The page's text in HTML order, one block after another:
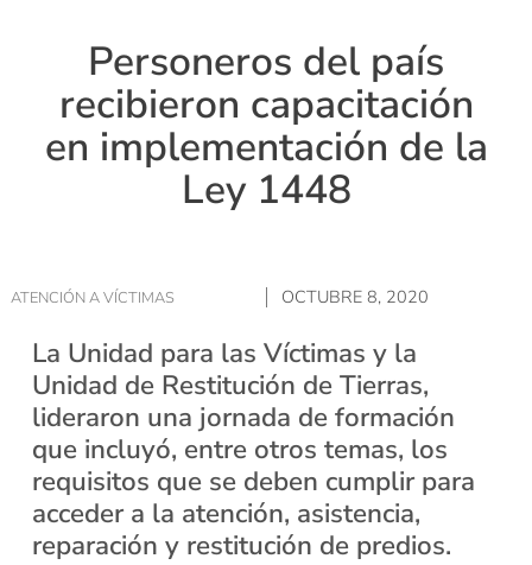
Personeros del país
recibieron capacitación
en implementación de la
Ley 1448
ATENCIÓN A VÍCTIMAS OCTUBRE 8, 2020
La Unidad para las Víctimas y la
Unidad de Restitución de Tierras,
lideraron una jornada de formación
que incluyó, entre otros temas, los
requisitos que se deben cumplir para
acceder a la atención, asistencia,
reparación y restitución de predios.